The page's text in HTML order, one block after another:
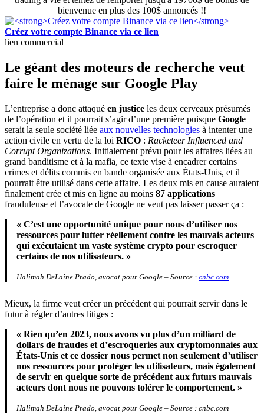
bienvenue en plus des 100$ annoncés !!
Créez votre compte Binance via ce lien
lien commercial
Le géant des moteurs de recherche veut
faire le ménage sur Google Play
L’entreprise a donc attaqué en justice les deux cerveaux présumés
de l’opération et il pourrait s’agir d’une première puisque Google
serait la seule société liée aux nouvelles technologies à intenter une
action civile en vertu de la loi RICO : Racketeer Influenced and
Corrupt Organizations. Initialement prévu pour les affaires liées au
grand banditisme et à la mafia, ce texte vise à encadrer certains
crimes et délits commis en bande organisée aux États-Unis, et il
pourrait être utilisé dans cette affaire. Les deux mis en cause auraient
finalement crée et mis en ligne au moins 87 applications
frauduleuse et l’avocate de Google ne veut pas laisser passer ça :
« C’est une opportunité unique pour nous d’utiliser nos
ressources pour lutter réellement contre les mauvais acteurs
qui exécutaient un vaste système crypto pour escroquer
certains de nos utilisateurs. »
Halimah DeLaine Prado, avocat pour Google – Source : cnbc.com
Mieux, la firme veut créer un précédent qui pourrait servir dans le
futur à régler d’autres litiges :
« Rien qu’en 2023, nous avons vu plus d’un milliard de
dollars de fraudes et d’escroqueries aux cryptomonnaies aux
États-Unis et ce dossier nous permet non seulement d’utiliser
nos ressources pour protéger les utilisateurs, mais également
de servir en quelque sorte de précédent aux futurs mauvais
acteurs dont nous ne pouvons tolérer le comportement. »
Halimah DeLaine Prado, avocat pour Google – Source : cnbc.com